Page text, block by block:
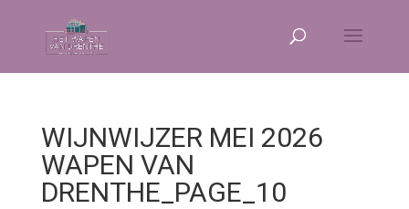
WIJNWIJZER MEI 2026
WAPEN VAN
DRENTHE_PAGE_10